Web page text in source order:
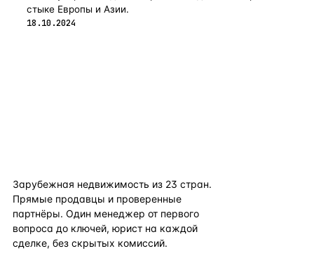
стыке Европы и Азии.
18.10.2024
Зарубежная недвижимость из 23 стран.
Прямые продавцы и проверенные
партнёры. Один менеджер от первого
вопроса до ключей, юрист на каждой
сделке, без скрытых комиссий.